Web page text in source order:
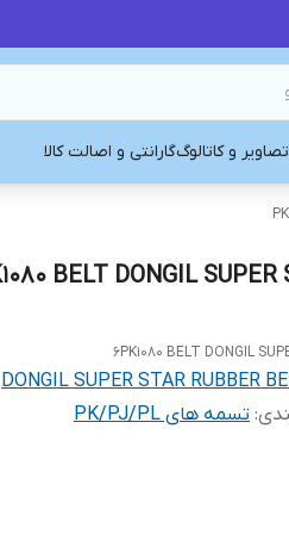
تصاویر و کاتالوگگارانتی و اصالت کالا
6PK1080 BELT DONGIL
DONGIL SUPER STAR RUBBER
: تسمه های PK/PJ/PL